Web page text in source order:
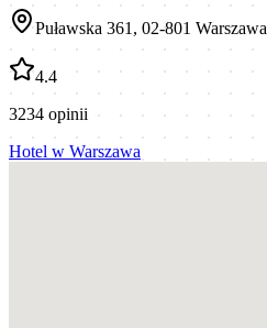
Puławska 361, 02-801 Warszawa
4.4
3234 opinii
Hotel w Warszawa